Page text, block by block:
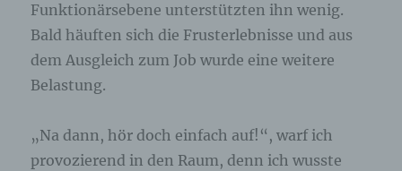
Funktionärsebene unterstützten ihn wenig.
Bald häuften sich die Frusterlebnisse und aus
dem Ausgleich zum Job wurde eine weitere
Belastung.
„Na dann, hör doch einfach auf!“, warf ich
provozierend in den Raum, denn ich wusste